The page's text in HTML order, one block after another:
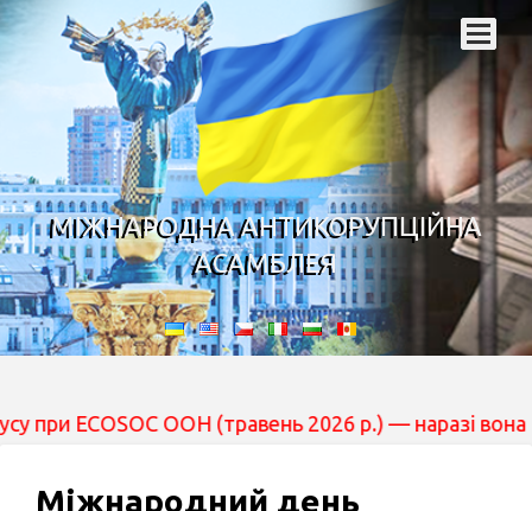
МІЖНАРОДНА АНТИКОРУПЦІЙНА
АСАМБЛЕЯ
ECOSOC ООН (травень 2026 р.) — наразі
Міжнародний день